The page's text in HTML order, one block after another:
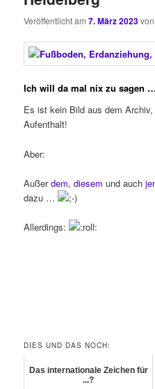
Veröffentlicht am7. März 2023
Ich will da mal nix zu sagen …
Es ist kein Bild aus dem
Aufenthalt!
Aber:
Außerdem,diesem und auch
dazu …
Allerdings:
DIES UND DAS NOCH:
Das internationale Zeichen für
...?